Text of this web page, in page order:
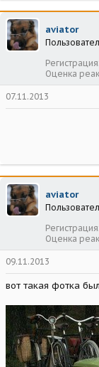
aviator
Регистрация
Оценка
07.11.2013
aviator
Регистрация
Оценка
09.11.2013
вот такая фотка